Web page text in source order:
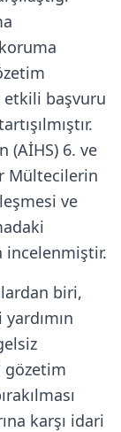
etkili başvuru
(AİHS) 6. ve
Mültecilerin
ve
incelenmiştir.
biri,
gözetim
karşı idari